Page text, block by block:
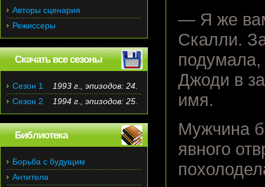
— Я же
Скалли.
подумала,
Джоди в
имя.
Мужчина
явного
Авторы сценария
Режиссеры
Скачать все сезоны
Сезон 1
1993 г., эпизодов: 24.
Сезон 2
1994 г., эпизодов: 25.
Библиотека
Борьба с будущим
Антитела